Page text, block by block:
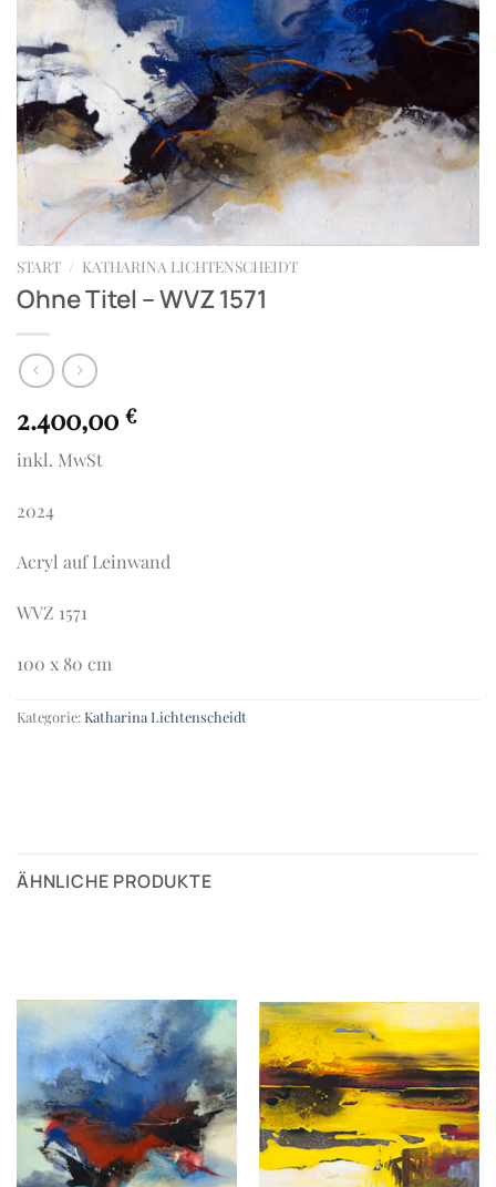
START / KATHARINA LICHTENSCHEIDT
Ohne Titel – WVZ 1571
2.400,00 €
inkl. MwSt
2024
Acryl auf Leinwand
WVZ 1571
100 x 80 cm
Kategorie:Katharina Lichtenscheidt
ÄHNLICHE PRODUKTE